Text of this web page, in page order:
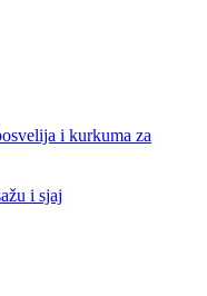
i kurkuma za